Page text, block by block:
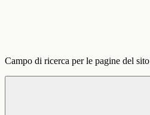
Campo di ricerca per le pagine del sito